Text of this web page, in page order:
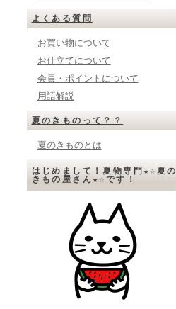
よくある質問
お買い物について
お仕立てについて
会員・ポイントについて
用語解説
夏のきものって？？
夏のきものとは
はじめまして！夏物専門★☆夏の
きもの屋さん★☆です！